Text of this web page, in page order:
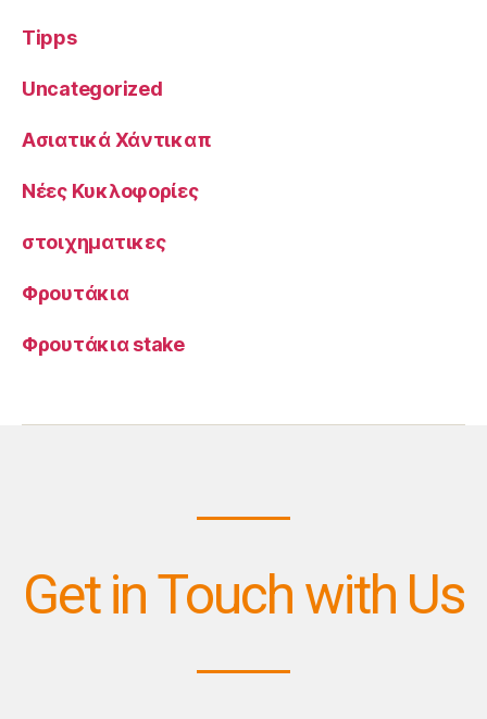
Tipps
Uncategorized
Ασιατικά Χάντικαπ
Νέες Κυκλοφορίες
στοιχηματικες
Φρουτάκια
Φρουτάκια stake
Get in Touch with Us